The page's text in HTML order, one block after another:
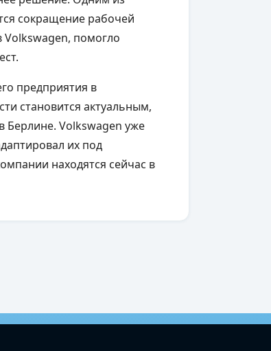
сокращение рабочей
Volkswagen, помогло
предприятия в
становится актуальным,
Берлине. Volkswagen уже
их под
находятся сейчас в